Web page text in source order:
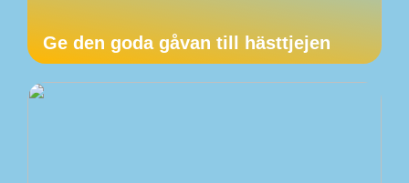
Ge den goda gåvan till hästtjejen